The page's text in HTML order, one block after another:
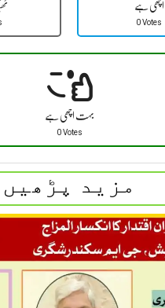
اچھی ہے
0 Votes
بہت اچھی ہے
0 Votes
مزید پڑھیں